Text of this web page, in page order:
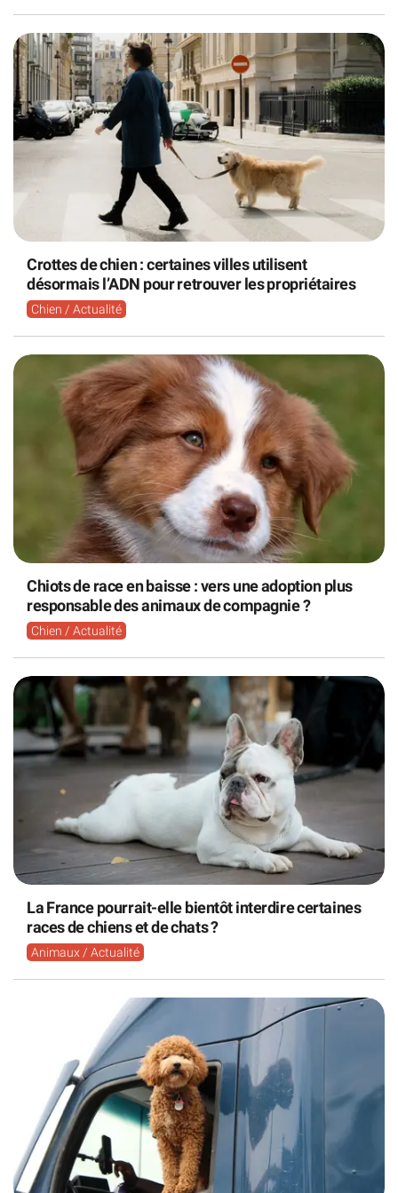
Crottes de chien : certaines villes utilisent
désormais l’ADN pour retrouver les propriétaires
Chien / Actualité
Chiots de race en baisse : vers une adoption plus
responsable des animaux de compagnie ?
Chien / Actualité
La France pourrait-elle bientôt interdire certaines
races de chiens et de chats ?
Animaux / Actualité